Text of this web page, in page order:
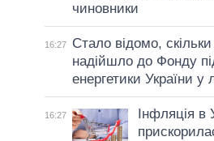
чиновники
16:27
Стало відомо,
надійшло до Фонду
енергетики України у
16:27
Інфляція в